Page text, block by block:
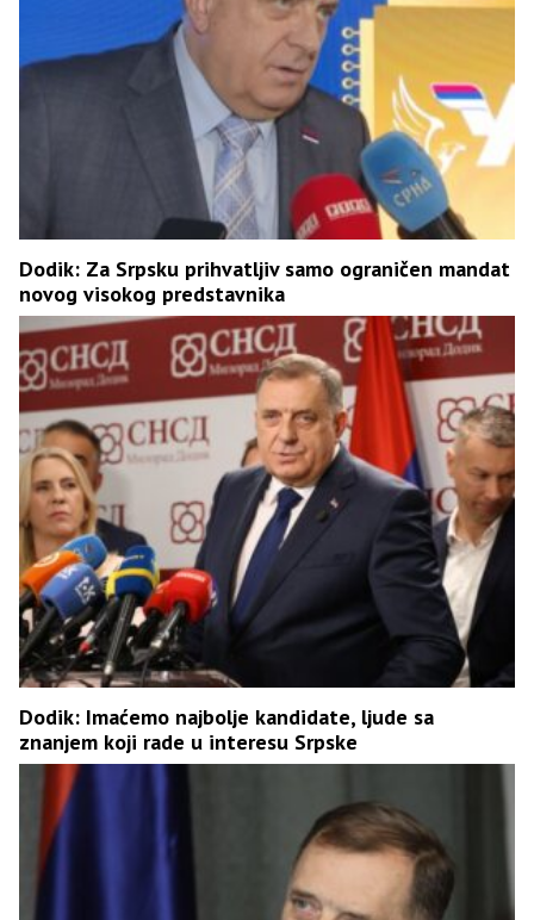
Dodik: Za Srpsku prihvatljiv samo ograničen mandat
novog visokog predstavnika
Dodik: Imaćemo najbolje kandidate, ljude sa
znanjem koji rade u interesu Srpske